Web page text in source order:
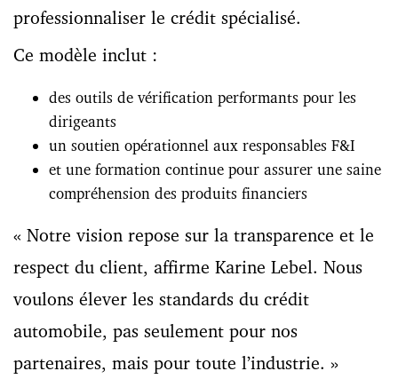
professionnaliser le crédit spécialisé.
Ce modèle inclut :
des outils de vérification performants pour les
dirigeants
un soutien opérationnel aux responsables F&I
et une formation continue pour assurer une saine
compréhension des produits financiers
« Notre vision repose sur la transparence et le
respect du client, affirme Karine Lebel. Nous
voulons élever les standards du crédit
automobile, pas seulement pour nos
partenaires, mais pour toute l’industrie. »